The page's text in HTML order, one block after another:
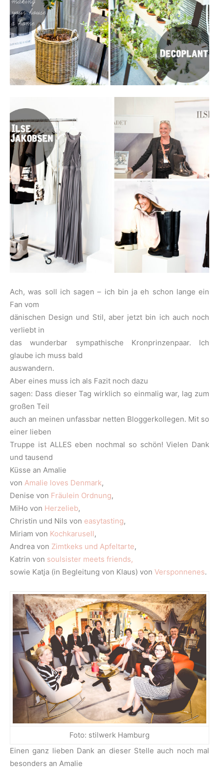
Ach, was soll ich sagen – ich bin ja eh schon lange ein
Fan vom
dänischen Design und Stil, aber jetzt bin ich auch noch
verliebt in
das wunderbar sympathische Kronprinzenpaar. Ich
glaube ich muss bald
auswandern.
Aber eines muss ich als Fazit noch dazu
sagen: Dass dieser Tag wirklich so einmalig war, lag zum
großen Teil
auch an meinen unfassbar netten Bloggerkollegen. Mit so
einer lieben
Truppe ist ALLES eben nochmal so schön! Vielen Dank
und tausend
Küsse an Amalie
von Amalie loves Denmark,
Denise von Fräulein Ordnung,
MiHo von Herzelieb,
Christin und Nils von easytasting,
Miriam von Kochkarusell,
Andrea von Zimtkeks und Apfeltarte,
Katrin von soulsister meets friends,
sowie Katja (in Begleitung von Klaus) von Versponnenes.
Foto: stilwerk Hamburg
Einen ganz lieben Dank an dieser Stelle auch noch mal
besonders an Amalie